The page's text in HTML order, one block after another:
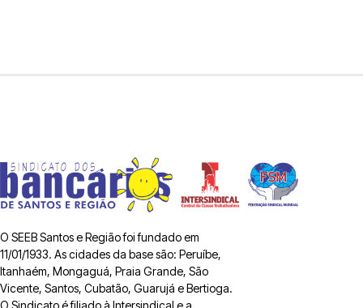
O SEEB Santos e Região foi fundado em
11/01/1933. As cidades da base são: Peruíbe,
Itanhaém, Mongaguá, Praia Grande, São
Vicente, Santos, Cubatão, Guarujá e Bertioga.